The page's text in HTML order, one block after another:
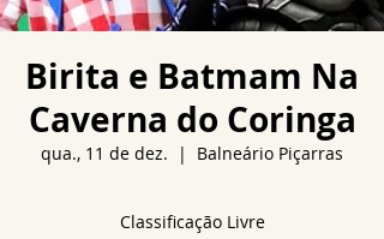
Birita e Batmam Na
Caverna do Coringa
qua., 11 de dez.
  |
Balneário Piçarras
Classificação Livre